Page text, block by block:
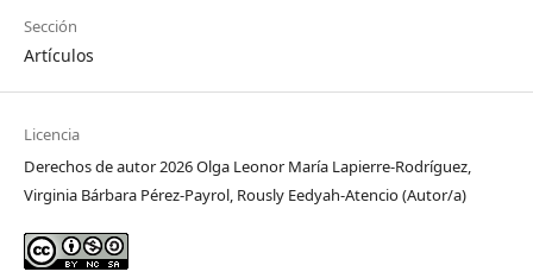
Sección
Artículos
Licencia
Derechos de autor 2026 Olga Leonor María Lapierre-Rodríguez,
Virginia Bárbara Pérez-Payrol, Rously Eedyah-Atencio (Autor/a)